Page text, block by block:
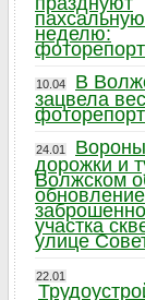
пахсальную
неделю:
10.04
В
зацвела
24.01
дорожки и
Волжском
обновление
участка
улице
22.01